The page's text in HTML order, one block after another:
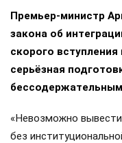
Премьер-министр
закона об
скорого
серьёзная
«Невозможно
без